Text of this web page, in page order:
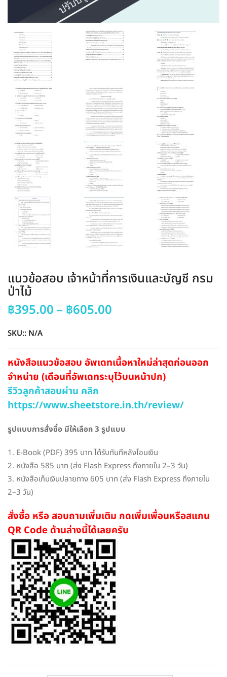
แนวข้อสอบ เจ้าหน้าที่การเงินและบัญชี กรม
ป่าไม้
฿395.00 – ฿605.00
through
฿605.00
SKU:: N/A
หนังสือแนวข้อสอบ อัพเดทเนื้อหาใหม่ล่าสุดก่อนออก
จำหน่าย (เดือนที่อัพเดทระบุไว้บนหน้าปก)
รีวิวลูกค้าสอบผ่าน คลิก
https://www.sheetstore.in.th/review/
รูปแบบการสั่งซื้อ มีให้เลือก 3 รูปแบบ
1. E-Book (PDF) 395 บาท ได้รับทันทีหลังโอนเงิน
2. หนังสือ 585 บาท (ส่ง Flash Express ถึงภายใน 2–3 วัน)
3. หนังสือเก็บเงินปลายทาง 605 บาท (ส่ง Flash Express ถึงภายใน
2–3 วัน)
สั่งซื้อ หรือ สอบถามเพิ่มเติม กดเพิ่มเพื่อนหรือสแกน
QR Code ด้านล่างนี้ได้เลยครับ